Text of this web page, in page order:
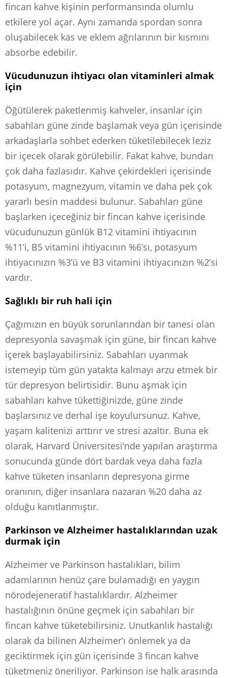
fincan kahve kişinin performansında olumlu
etkilere yol açar. Aynı zamanda spordan sonra
oluşabilecek kas ve eklem ağrılarının bir kısmını
absorbe edebilir.
Vücudunuzun ihtiyacı olan vitaminleri almak
için
Öğütülerek paketlenmiş kahveler, insanlar için
sabahları güne zinde başlamak veya gün içerisinde
arkadaşlarla sohbet ederken tüketilebilecek leziz
bir içecek olarak görülebilir. Fakat kahve, bundan
çok daha fazlasıdır. Kahve çekirdekleri içerisinde
potasyum, magnezyum, vitamin ve daha pek çok
yararlı besin maddesi bulunur. Sabahları güne
başlarken içeceğiniz bir fincan kahve içerisinde
vücudunuzun günlük B12 vitamini ihtiyacının
%11’i, B5 vitamini ihtiyacının %6’sı, potasyum
ihtiyacınızın %3’ü ve B3 vitamini ihtiyacınızın %2’si
vardır.
Sağlıklı bir ruh hali için
Çağımızın en büyük sorunlarından bir tanesi olan
depresyonla savaşmak için güne, bir fincan kahve
içerek başlayabilirsiniz. Sabahları uyanmak
istemeyip tüm gün yatakta kalmayı arzu etmek bir
tür depresyon belirtisidir. Bunu aşmak için
sabahları kahve tükettiğinizde, güne zinde
başlarsınız ve derhal işe koyulursunuz. Kahve,
yaşam kalitenizi arttırır ve stresi azaltır. Buna ek
olarak, Harvard Üniversitesi’nde yapılan araştırma
sonucunda günde dört bardak veya daha fazla
kahve tüketen insanların depresyona girme
oranının, diğer insanlara nazaran %20 daha az
olduğu kanıtlanmıştır.
Parkinson ve Alzheimer hastalıklarından uzak
durmak için
Alzheimer ve Parkinson hastalıkları, bilim
adamlarının henüz çare bulamadığı en yaygın
nörodejeneratif hastalıklardır. Alzheimer
hastalığının önüne geçmek için sabahları bir
fincan kahve tüketebilirsiniz. Unutkanlık hastalığı
olarak da bilinen Alzheimer’ı önlemek ya da
geciktirmek için gün içerisinde 3 fincan kahve
tüketmeniz öneriliyor. Parkinson ise halk arasında